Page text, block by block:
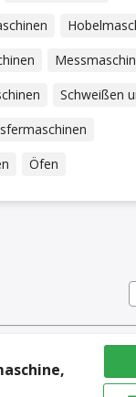
Schweißen
Öfen